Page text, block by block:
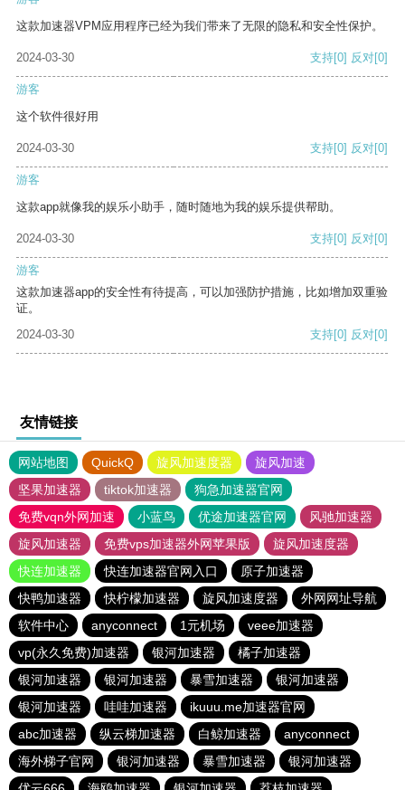
这款加速器VPM应用程序已经为我们带来了无限的隐私和安全性保护。
2024-03-30 支持[0] 反对[0]
游客
这个软件很好用
2024-03-30 支持[0] 反对[0]
游客
这款app就像我的娱乐小助手，随时随地为我的娱乐提供帮助。
2024-03-30 支持[0] 反对[0]
游客
这款加速器app的安全性有待提高，可以加强防护措施，比如增加双重验
证。
2024-03-30
支持[0] 反对[0]
友情链接
网站地图 QuickQ 旋风加速度器
旋风加速
坚果加速器
tiktok加速器
狗急加速器官网
免费vqn外网加速
小蓝鸟 优途加速器官网
风驰加速器
旋风加速器
免费vps加速器外网苹果版
旋风加速度器
快连加速器
快连加速器官网入口
原子加速器
快鸭加速器
快柠檬加速器 旋风加速度器
外网网址导航
软件中心
anyconnect 1元机场
veee加速器
vp(永久免费)加速器
银河加速器
橘子加速器
银河加速器
银河加速器 暴雪加速器
银河加速器
银河加速器
哇哇加速器
ikuuu.me加速器官网
abc加速器
纵云梯加速器 白鲸加速器
anyconnect
海外梯子官网
银河加速器 暴雪加速器
银河加速器